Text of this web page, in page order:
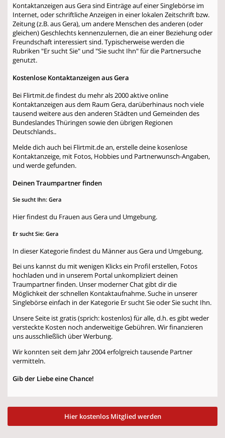
Kontaktanzeigen aus Gera sind Einträge auf einer Singlebörse im
Internet, oder schriftliche Anzeigen in einer lokalen Zeitschrift bzw.
Zeitung (z.B. aus Gera), um andere Menschen des anderen (oder
gleichen) Geschlechts kennenzulernen, die an einer Beziehung oder
Freundschaft interessiert sind. Typischerweise werden die
Rubriken "Er sucht Sie" und "Sie sucht Ihn" für die Partnersuche
genutzt.
Kostenlose Kontaktanzeigen aus Gera
Bei Flirtmit.de findest du mehr als 2000 aktive online
Kontaktanzeigen aus dem Raum Gera, darüberhinaus noch viele
tausend weitere aus den anderen Städten und Gemeinden des
Bundeslandes Thüringen sowie den übrigen Regionen
Deutschlands..
Melde dich auch bei Flirtmit.de an, erstelle deine kosenlose
Kontaktanzeige, mit Fotos, Hobbies und Partnerwunsch-Angaben,
und werde gefunden.
Deinen Traumpartner finden
Sie sucht Ihn: Gera
Hier findest du Frauen aus Gera und Umgebung.
Er sucht Sie: Gera
In dieser Kategorie findest du Männer aus Gera und Umgebung.
Bei uns kannst du mit wenigen Klicks ein Profil erstellen, Fotos
hochladen und in unserem Portal unkompliziert deinen
Traumpartner finden. Unser moderner Chat gibt dir die
Möglichkeit der schnellen Kontaktaufnahme. Suche in unserer
Singlebörse einfach in der Kategorie Er sucht SieoderSie sucht Ihn.
Unsere Seite ist gratis (sprich: kostenlos) für alle, d.h. es gibt weder
versteckte Kosten noch anderweitige Gebühren. Wir finanzieren
uns ausschließlich über Werbung.
Wir konnten seit dem Jahr 2004 erfolgreich tausende Partner
vermitteln.
Gib der Liebe eine Chance!
Hier kostenlos Mitglied werden